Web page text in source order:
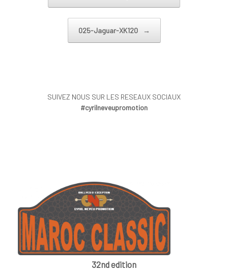
025-Jaguar-XK120 →
SUIVEZ NOUS SUR LES RESEAUX SOCIAUX
#cyrilneveupromotion
32nd edition